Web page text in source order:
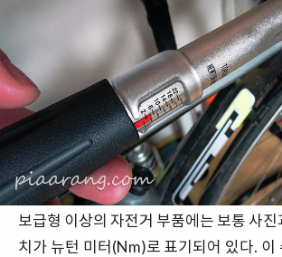
보급형 이상의 자전거 부품에는 보통 사진
치가 뉴턴 미터(Nm)로 표기되어 있다. 이